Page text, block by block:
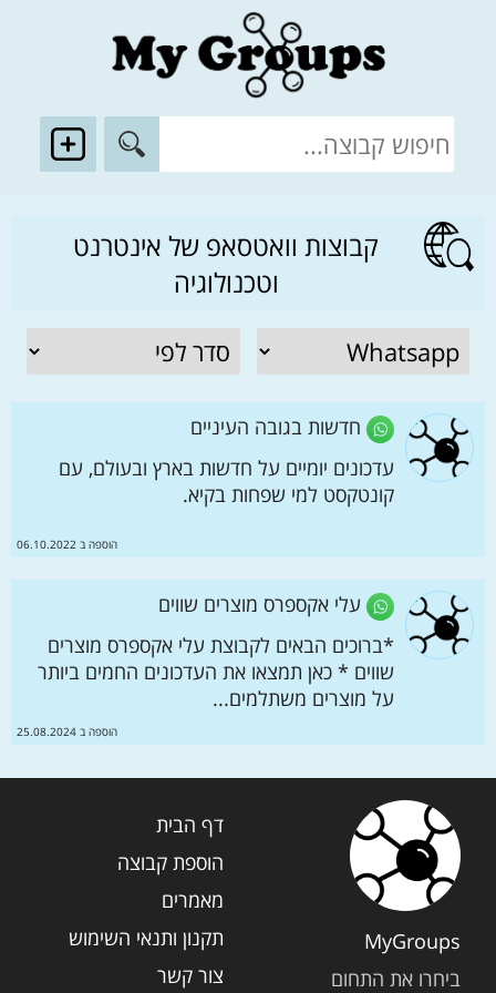
קבוצות וואטסאפ של אינטרנט
וטכנולוגיה
חדשות בגובה העיניים
עדכונים יומיים על חדשות בארץ ובעולם, עם
קונטקסט למי שפחות בקיא.
הוספה ב 06.10.2022
עלי אקספרס מוצרים שווים
*ברוכים הבאים לקבוצת עלי אקספרס מוצרים
שווים * כאן תמצאו את העדכונים החמים ביותר
על מוצרים משתלמים...
הוספה ב 25.08.2024
MyGroups
ביחרו את התחום
דף הבית
הוספת קבוצה
מאמרים
תקנון ותנאי השימוש
צור קשר